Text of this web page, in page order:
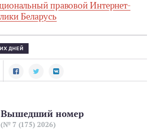
правовой Интернет-
Беларусь
ДНЕЙ
Вышедший номер
(№ 7 (175) 2026)